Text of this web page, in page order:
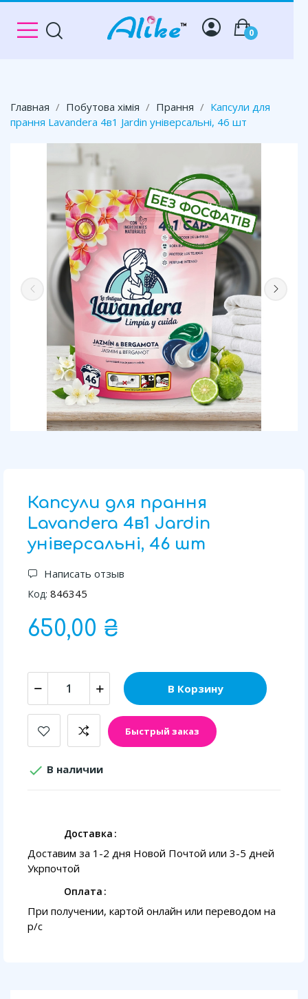
0
Главная Побутова хімія Прання
Капсули для
прання Lavandera 4в1 Jardin універсальні, 46 шт
Капсули для прання
Lavandera 4в1 Jardin
універсальні, 46 шт
Написать отзыв
Код: 846345
650,00 ₴
В Корзину
Быстрый заказ
 В наличии
Доставка
Доставим за 1-2 дня Новой Почтой или 3-5 дней
Укрпочтой
Оплата
При получении, картой онлайн или переводом на
p/с